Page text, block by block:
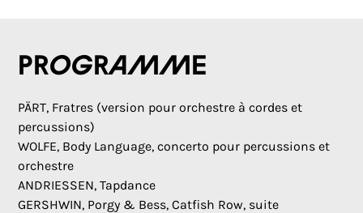
Programme
PÄRT, Fratres (version pour orchestre à cordes et
percussions)
WOLFE, Body Language, concerto pour percussions et
orchestre
ANDRIESSEN, Tapdance
GERSHWIN, Porgy & Bess, Catfish Row, suite